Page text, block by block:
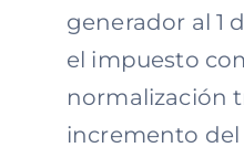
generador al 1
el impuesto
normalización
incremento